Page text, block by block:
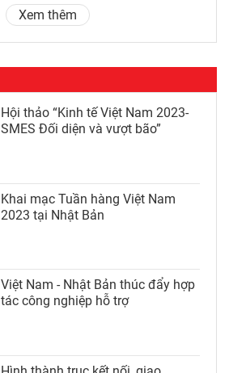
Xem thêm
Hội thảo “Kinh tế Việt Nam 2023-
SMES Đối diện và vượt bão”
Khai mạc Tuần hàng Việt Nam
2023 tại Nhật Bản
Việt Nam - Nhật Bản thúc đẩy hợp
tác công nghiệp hỗ trợ